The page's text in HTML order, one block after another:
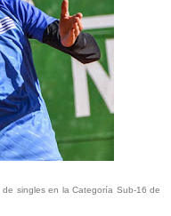
de singles en la Categoría Sub-16 de